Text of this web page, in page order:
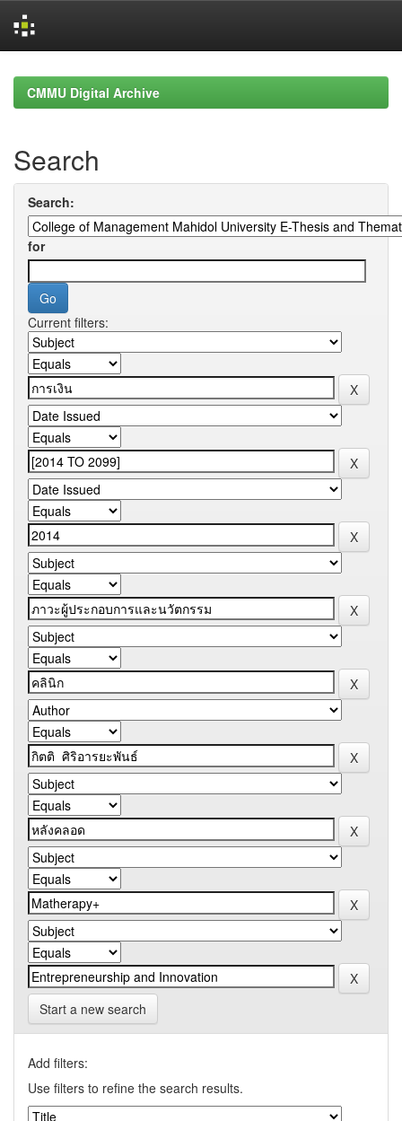
navigationCMMU Digital Archive
Search
Search:
for
Current filters:
Start a new search
Add filters:
Use filters to refine the search results.